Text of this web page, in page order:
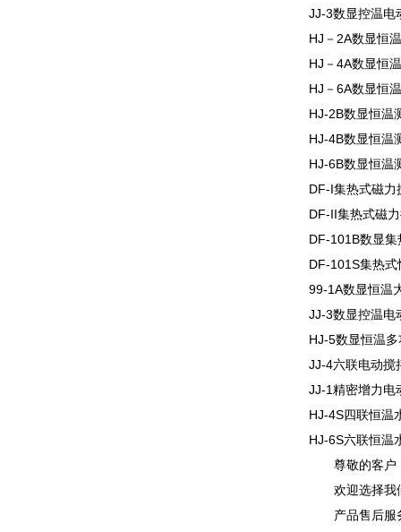
JJ-3数显控温电
HJ－2A数显恒
HJ－4A数显恒
HJ－6A数显恒
HJ-2B数显恒温
HJ-4B数显恒温
HJ-6B数显恒温
DF-I集热式磁力
DF-II集热式磁
DF-101B数显
DF-101S集热
99-1A数显恒温
JJ-3数显控温电
HJ-5数显恒温
JJ-4六联电动搅
JJ-1精密增力电
HJ-4S四联恒温
HJ-6S六联恒温
尊敬的客户
欢迎选择我
产品售后服